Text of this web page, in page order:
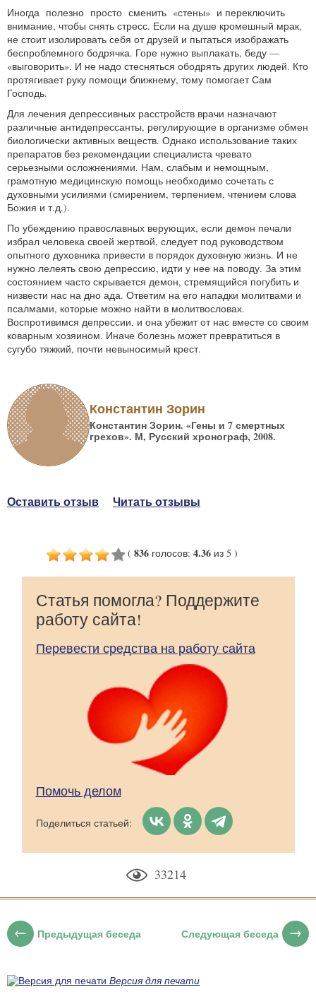
Иногда полезно просто сменить «стены» и переключить
внимание, чтобы снять стресс. Если на душе кромешный мрак,
не стоит изолировать себя от друзей и пытаться изображать
беспроблемного бодрячка. Горе нужно выплакать, беду —
«выговорить». И не надо стесняться ободрять других людей. Кто
протягивает руку помощи ближнему, тому помогает Сам
Господь.
Для лечения депрессивных расстройств врачи назначают
различные антидепрессанты, регулирующие в организме обмен
биологически активных веществ. Однако использование таких
препаратов без рекомендации специалиста чревато
серьезными осложнениями. Нам, слабым и немощным,
грамотную медицинскую помощь необходимо сочетать с
духовными усилиями (смирением, терпением, чтением слова
Божия и т.д.).
По убеждению православных верующих, если демон печали
избрал человека своей жертвой, следует под руководством
опытного духовника привести в порядок духовную жизнь. И не
нужно лелеять свою депрессию, идти у нее на поводу. За этим
состоянием часто скрывается демон, стремящийся погубить и
низвести нас на дно ада. Ответим на его нападки молитвами и
псалмами, которые можно найти в молитвословах.
Воспротивимся депрессии, и она убежит от нас вместе со своим
коварным хозяином. Иначе болезнь может превратиться в
сугубо тяжкий, почти невыносимый крест.
Константин Зорин
Константин Зорин. «Гены и 7 смертных
грехов». М, Русский хронограф, 2008.
Оставить отзыв Читать отзывы
( 836 голосов: 4.36из 5 )
Статья помогла? Поддержите
работу сайта!
Перевести средства на работу сайта
Помочь делом
Поделиться статьей:
33214
Предыдущая беседа Следующая беседа
Версия для печати